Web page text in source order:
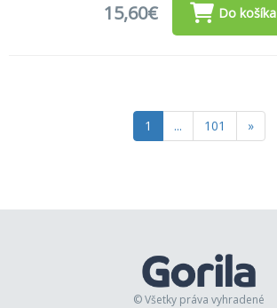
15,60€ Do košíka
1 ... 101 »
© Všetky práva vyhradené